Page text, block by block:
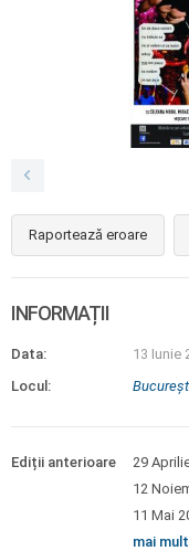
Raportează eroare
INFORMAȚII
Data: 13 Iunie
Locul:
Ediții anterioare 29
12
11 Mai
mai